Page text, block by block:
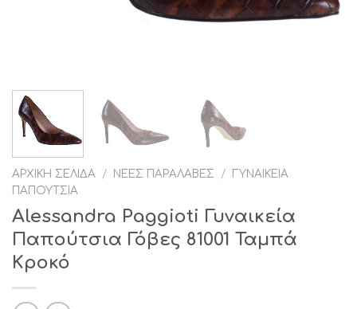
ΑΡΧΙΚΉ ΣΕΛΊΔΑ / ΝΈΕΣ ΠΑΡΑΛΑΒΈΣ /
ΓΥΝΑΙΚΕΊΑ
ΠΑΠΟΎΤΣΙΑ
Alessandra Paggioti Γυναικεία
Παπούτσια Γόβες 81001 Ταμπά
Κροκό